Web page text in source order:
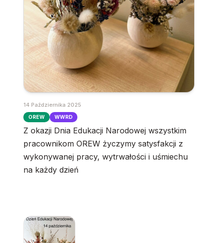
14 Października 2025
OREW WWRD
Z okazji Dnia Edukacji Narodowej wszystkim
pracownikom OREW życzymy satysfakcji z
wykonywanej pracy, wytrwałości i uśmiechu
na każdy dzień